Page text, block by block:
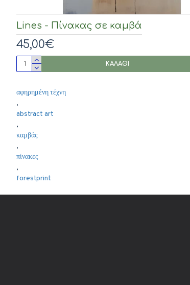
Lines - Πίνακας σε καμβά
45,00€
ΚΑΛΆΘΙ
αφηρημένη τέχνη
,
abstract art
,
καμβάς
,
πίνακες
,
forestprint